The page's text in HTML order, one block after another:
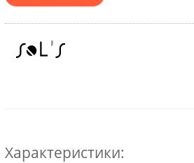
Характеристики: